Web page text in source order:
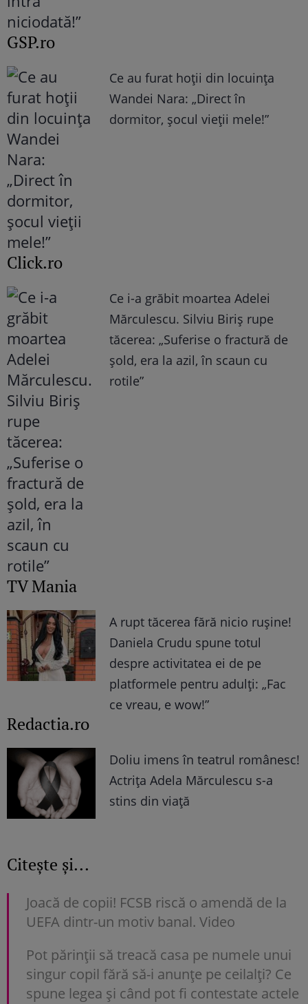
GSP.ro
Ce au furat hoții din locuința
Wandei Nara: „Direct în
dormitor, șocul vieții mele!”
Click.ro
Ce i-a grăbit moartea Adelei
Mărculescu. Silviu Biriș rupe
tăcerea: „Suferise o fractură de
șold, era la azil, în scaun cu
rotile”
TV Mania
A rupt tăcerea fără nicio rușine!
Daniela Crudu spune totul
despre activitatea ei de pe
platformele pentru adulți: „Fac
ce vreau, e wow!”
Redactia.ro
Doliu imens în teatrul românesc!
Actrița Adela Mărculescu s-a
stins din viață
Citește și...
Joacă de copii! FCSB riscă o amendă de la
UEFA dintr-un motiv banal. Video
Pot părinții să treacă casa pe numele unui
singur copil fără să-i anunțe pe ceilalți? Ce
spune legea și când pot fi contestate actele